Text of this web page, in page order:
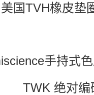
美国TVH橡皮垫
手持式
TWK 绝对编